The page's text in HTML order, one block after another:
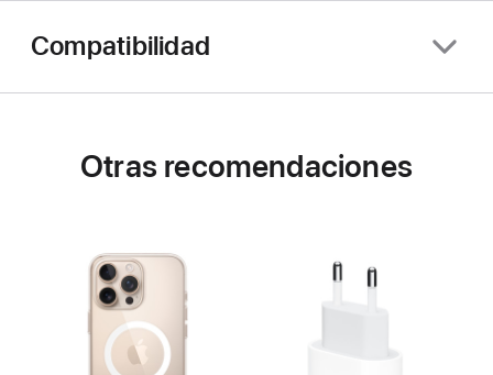
Compatibilidad
Otras recomendaciones